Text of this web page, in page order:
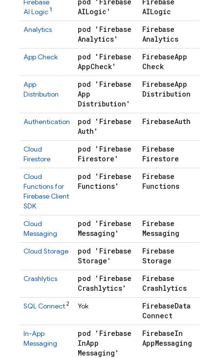
Firebase
AI Logic 1
AILogic'
AILogic
Analytics
pod 'Firebase
Analytics'
Firebase
Analytics
App Check
pod 'Firebase
AppCheck'
FirebaseApp
Check
App
Distribution
pod 'Firebase
App
Distribution'
FirebaseApp
Distribution
Authentication
pod 'Firebase
Auth'
FirebaseAuth
Cloud
Firestore
pod 'Firebase
Firestore'
Firebase
Firestore
Cloud
Functions for
FirebaseClient
SDK
pod 'Firebase
Functions'
Firebase
Functions
Cloud
Messaging
pod 'Firebase
Messaging'
Firebase
Messaging
Cloud Storage
pod 'Firebase
Storage'
Firebase
Storage
Crashlytics
pod 'Firebase
Crashlytics'
Firebase
Crashlytics
SQL Connect 2 Yok FirebaseData
Connect
In-App
Messaging
pod 'Firebase
InApp
Messaging'
FirebaseIn
AppMessaging